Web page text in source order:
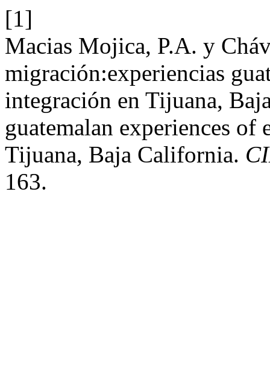
[1]
Macias Mojica, P.A. y
migración:experiencias
integración en Tijuana,
guatemalan experiences
Tijuana, Baja California.
163.